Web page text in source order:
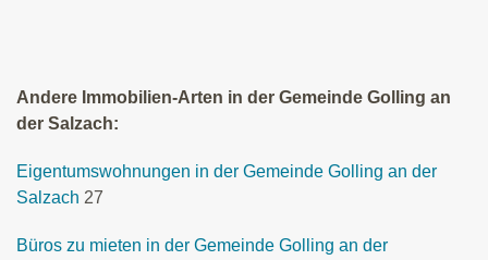
Andere Immobilien-Arten in der Gemeinde Golling an
der Salzach:
Eigentumswohnungen in der Gemeinde Golling an der
Salzach 27
Büros zu mieten in der Gemeinde Golling an der